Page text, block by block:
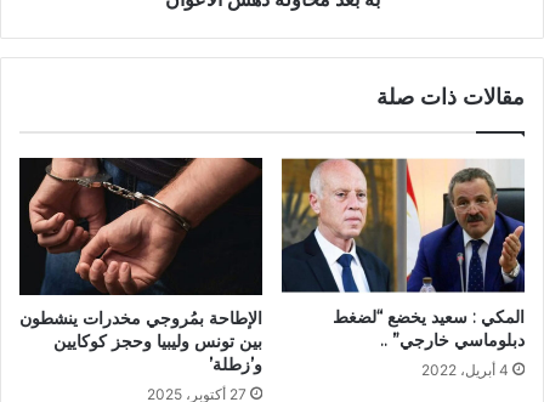
مقالات ذات صلة
المكي : سعيد يخضع “لضغط
دبلوماسي خارجي” ..
4 أبريل، 2022
الإطاحة بمُروجي مخدرات ينشطون
بين تونس وليبيا وحجز كوكايين
و’زطلة’
27 أكتوبر، 2025